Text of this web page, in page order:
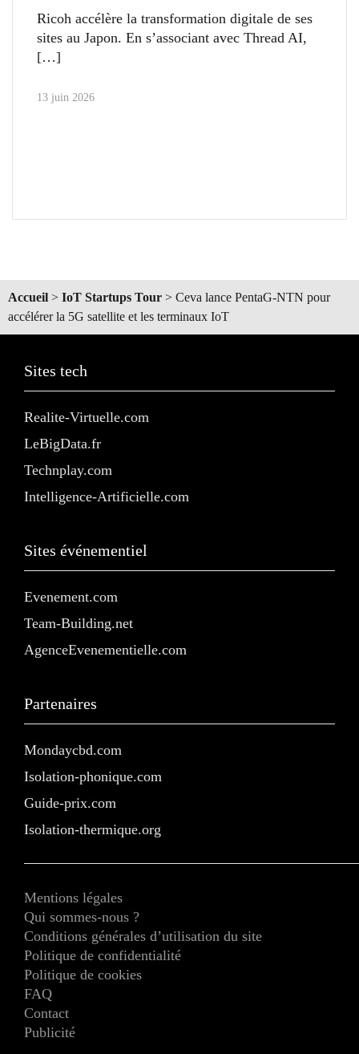
Ricoh accélère la transformation digitale de ses
sites au Japon. En s’associant avec Thread AI,
13 juin 2026
Accueil > IoT Startups Tour > Ceva lance PentaG-NTN pour
accélérer la 5G satellite et les terminaux IoT
Sites tech
Realite-Virtuelle.com
LeBigData.fr
Technplay.com
Intelligence-Artificielle.com
Sites événementiel
Evenement.com
Team-Building.net
AgenceEvenementielle.com
Partenaires
Mondaycbd.com
Isolation-phonique.com
Guide-prix.com
Isolation-thermique.org
Mentions légales
Qui sommes-nous ?
Conditions générales d’utilisation du site
Politique de confidentialité
Politique de cookies
FAQ
Contact
Publicité